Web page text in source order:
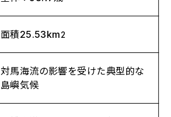
面積25.53km2
対馬海流の影響を受けた典型的な
島嶼気候